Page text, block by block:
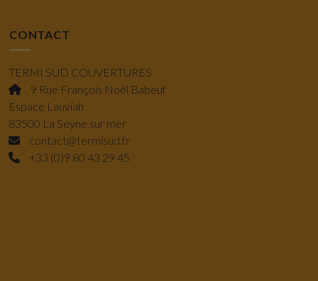
CONTACT
TERMI SUD COUVERTURES
9 Rue François Noël Babeuf
Espace Lauviah
83500 La Seyne sur mer
contact@termisud.fr
+33 (0)9 80 43 29 45